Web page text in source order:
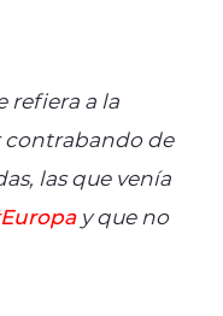
refiera a la
contrabando de
las que venía
y que no